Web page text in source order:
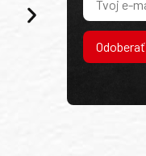
Odoberať